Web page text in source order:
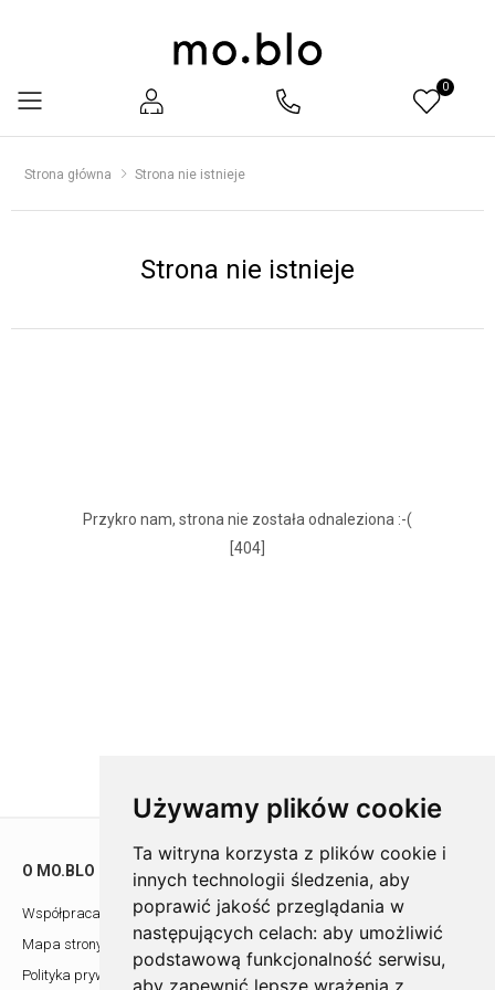
Używamy plików cookie
Ta witryna korzysta z plików cookie i
innych technologii śledzenia, aby
poprawić jakość przeglądania w
następujących celach: aby umożliwić
podstawową funkcjonalność serwisu,
aby zapewnić lepsze wrażenia z
Menu
0
Strona główna Strona nie istnieje
Strona nie istnieje
Przykro nam, strona nie została odnaleziona :-(
[404]
O MO.BLO
Współpraca z architektami
Mapa strony
Polityka prywatności
POMOC
Showroom
Kontakt